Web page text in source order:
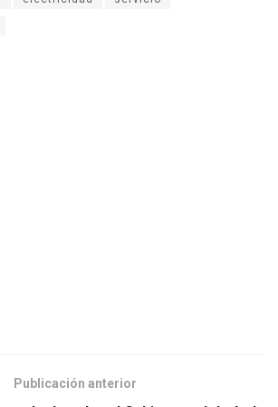
Publicación anterior